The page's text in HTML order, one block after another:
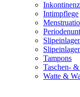
Inkontinenz
Intimpflege
Tampons
Taschen-
Watte &